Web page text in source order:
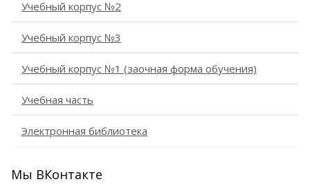
Учебный корпус №2
Учебный корпус №3
Учебный корпус №1 (заочная форма обучения)
Учебная часть
Электронная библиотека
Мы ВКонтакте